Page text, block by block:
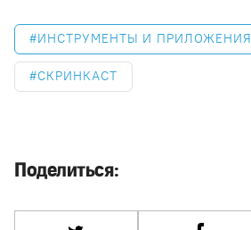
ИНСТРУМЕНТЫ И ПРИЛОЖЕНИЯ
СКРИНКАСТ
Поделиться: